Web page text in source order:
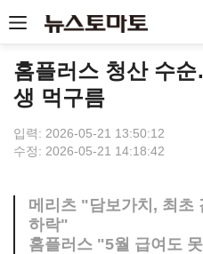
홈플러스 청산 수
생 먹구름
입력: 2026-05-21 13:50:12
수정: 2026-05-21 14:18:42
메리츠 "담보가치, 최초
하락"
홈플러스 "5월 급여도